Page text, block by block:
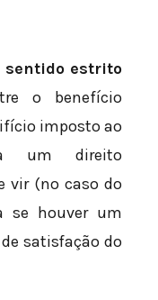
sentido estrito
o benefício
imposto ao
um direito
vir (no caso do
se houver um
satisfação do